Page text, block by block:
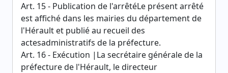
Art. 15 - Publication de l'arrêtéLe présent arrêté
est affiché dans les mairies du département de
l'Hérault et publié au recueil des
actesadministratifs de la préfecture.
Art. 16 - Exécution |La secrétaire générale de la
préfecture de l'Hérault, le directeur